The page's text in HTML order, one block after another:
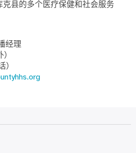
县的多个医疗保健和社会服务
经理